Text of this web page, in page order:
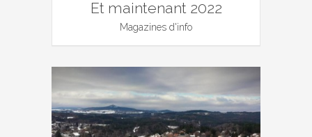
Et maintenant 2022
Magazines d'info